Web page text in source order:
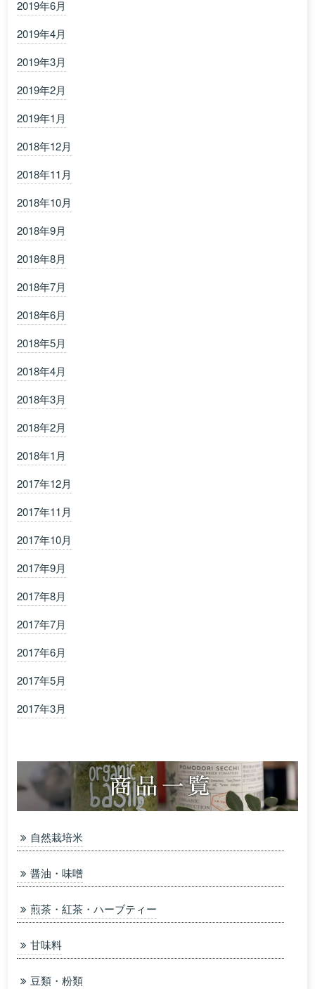
2019年6月
2019年4月
2019年3月
2019年2月
2019年1月
2018年12月
2018年11月
2018年10月
2018年9月
2018年8月
2018年7月
2018年6月
2018年5月
2018年4月
2018年3月
2018年2月
2018年1月
2017年12月
2017年11月
2017年10月
2017年9月
2017年8月
2017年7月
2017年6月
2017年5月
2017年3月
自然栽培米
醤油・味噌
煎茶・紅茶・ハーブティー
甘味料
豆類・粉類